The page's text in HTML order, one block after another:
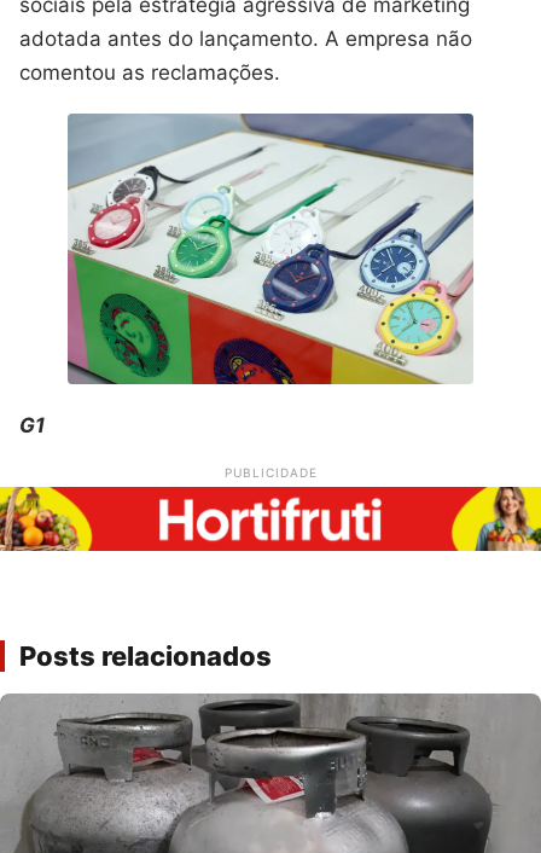
adotada antes do lançamento. A empresa não
comentou as reclamações.
G1
PUBLICIDADE
Posts relacionados